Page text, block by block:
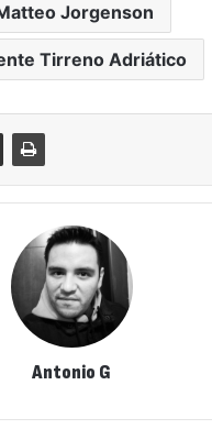
Jorgenson
Tirreno Adriático
Antonio G